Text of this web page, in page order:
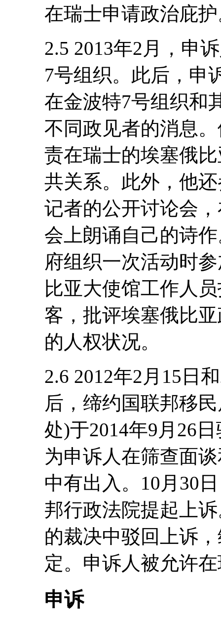
在瑞士申请政治庇
2.5 2013年2月，申
7号组织。此后，申
在金波特7号组织和
不同政见者的消息
责在瑞士的埃塞俄
共关系。此外，他
记者的公开讨论会
会上朗诵自己的诗
府组织一次活动时
比亚大使馆工作人
客，批评埃塞俄比
的人权状况。
2.6 2012年2月15日
后，缔约国联邦移
处)于2014年9月26
为申诉人在筛查面
中有出入。10月30
邦行政法院提起上
的裁决中驳回上诉
定。申诉人被允许
申诉